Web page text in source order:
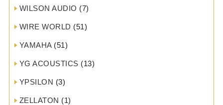
WILSON AUDIO (7)
WIRE WORLD (51)
YAMAHA(51)
YG ACOUSTICS (13)
YPSILON (3)
ZELLATON (1)